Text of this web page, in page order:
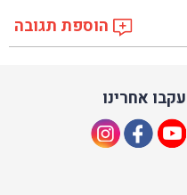
הוספת תגובה
עקבו אחרינו